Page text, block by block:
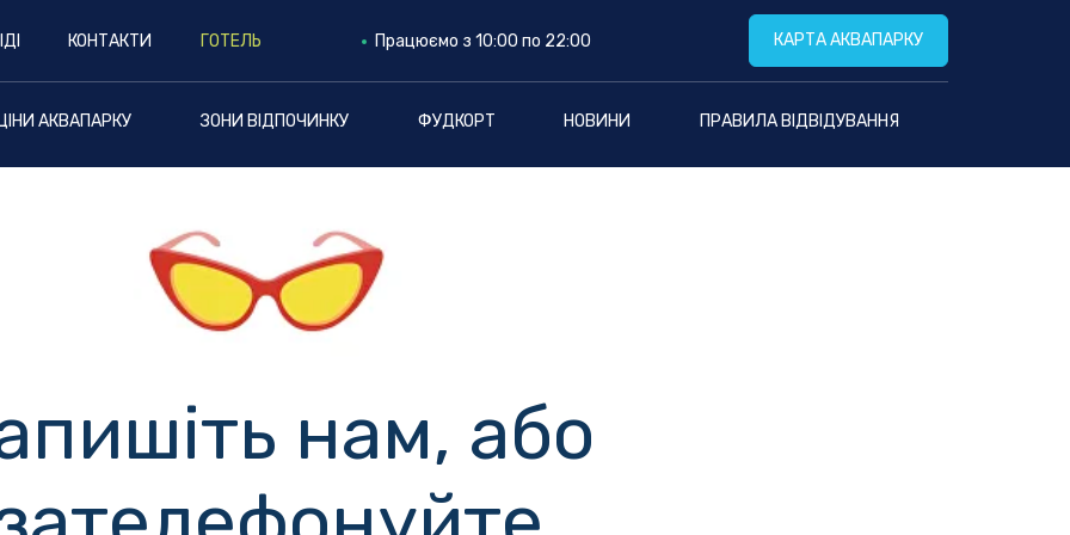
КОНТАКТИ ГОТЕЛЬ Працюємо з 10:00 по 22:00 КАРТА АКВАПАРКУ
АКВАПАРКУ ЗОНИ ВІДПОЧИНКУ ФУДКОРТ НОВИНИ ПРАВИЛА ВІДВІДУВАННЯ
нам, або